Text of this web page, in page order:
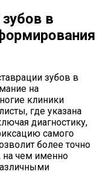
в
зубов в
на
клиники
где указана
диагностику,
самого
более точно
на чем именно